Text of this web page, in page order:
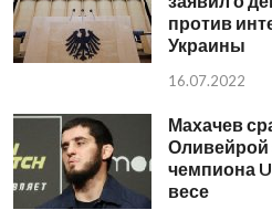
против
Украины
16.07.2022
Махачев
Оливейрой
чемпиона
весе